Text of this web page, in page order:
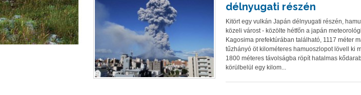
délnyugati részén
Kitört egy vulkán Japán délnyugati részén,
közeli várost - közölte hétfőn a japán
Kagosima prefektúrában található, 1117 méter
tűzhányó öt kilométeres hamuoszlopot lövell ki
1800 méteres távolságba röpít hatalmas
körülbelül egy kilom...